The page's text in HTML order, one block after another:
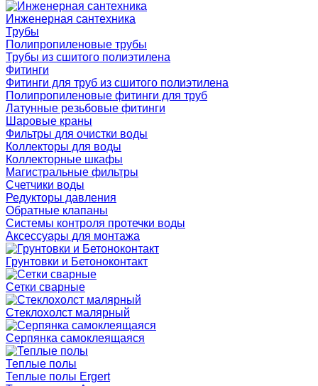
Инженерная сантехника
Трубы
Полипропиленовые трубы
Трубы из сшитого полиэтилена
Фитинги
Фитинги для труб из сшитого полиэтилена
Полипропиленовые фитинги для труб
Латунные резьбовые фитинги
Шаровые краны
Фильтры для очистки воды
Коллекторы для воды
Коллекторные шкафы
Магистральные фильтры
Счетчики воды
Редукторы давления
Обратные клапаны
Системы контроля протечки воды
Аксессуары для монтажа
Грунтовки и Бетоноконтакт
Сетки сварные
Cтеклохолст малярный
Серпянка самоклеящаяся
Теплые полы
Теплые полы Ergert